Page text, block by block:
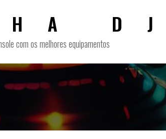
DJ
com os melhores equipamentos